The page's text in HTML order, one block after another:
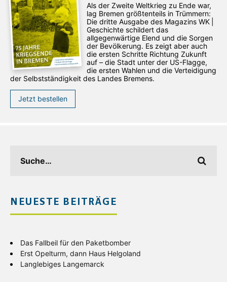
Als der Zweite Weltkrieg zu Ende war,
lag Bremen größtenteils in Trümmern:
Die dritte Ausgabe des ­Magazins WK |
Geschichte schildert das
allgegenwärtige Elend und die Sorgen
der Bevölkerung. Es zeigt aber auch
die ersten Schritte Richtung Zukunft
auf – die Stadt unter der US-Flagge,
die ersten Wahlen und die Verteidigung
der Selbstständigkeit des Landes Bremens.
Jetzt bestellen
NEUESTE BEITRÄGE
Das Fallbeil für den Paketbomber
Erst Opelturm, dann Haus Helgoland
Langlebiges Langemarck